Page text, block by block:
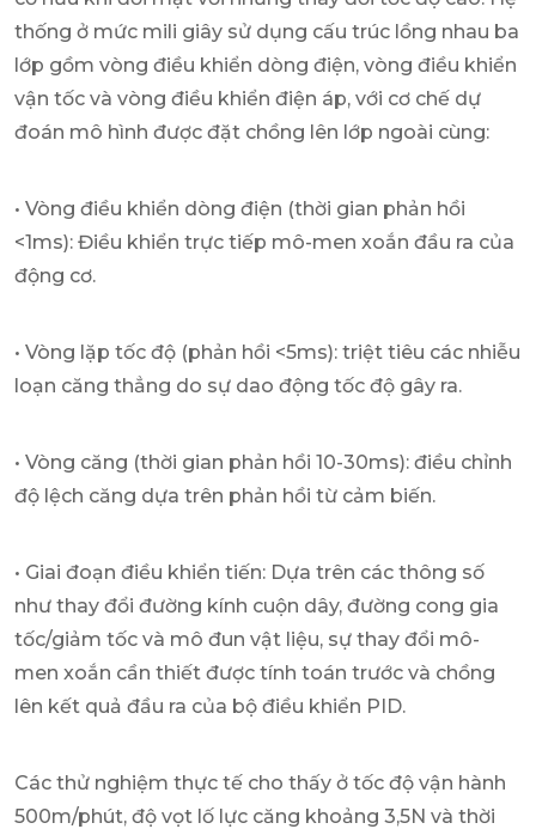
thống ở mức mili giây sử dụng cấu trúc lồng nhau ba
lớp gồm vòng điều khiển dòng điện, vòng điều khiển
vận tốc và vòng điều khiển điện áp, với cơ chế dự
đoán mô hình được đặt chồng lên lớp ngoài cùng:
• Vòng điều khiển dòng điện (thời gian phản hồi
<1ms): Điều khiển trực tiếp mô-men xoắn đầu ra của
động cơ.
• Vòng lặp tốc độ (phản hồi <5ms): triệt tiêu các nhiễu
loạn căng thẳng do sự dao động tốc độ gây ra.
• Vòng căng (thời gian phản hồi 10-30ms): điều chỉnh
độ lệch căng dựa trên phản hồi từ cảm biến.
• Giai đoạn điều khiển tiến: Dựa trên các thông số
như thay đổi đường kính cuộn dây, đường cong gia
tốc/giảm tốc và mô đun vật liệu, sự thay đổi mô-
men xoắn cần thiết được tính toán trước và chồng
lên kết quả đầu ra của bộ điều khiển PID.
Các thử nghiệm thực tế cho thấy ở tốc độ vận hành
500m/phút, độ vọt lố lực căng khoảng 3,5N và thời